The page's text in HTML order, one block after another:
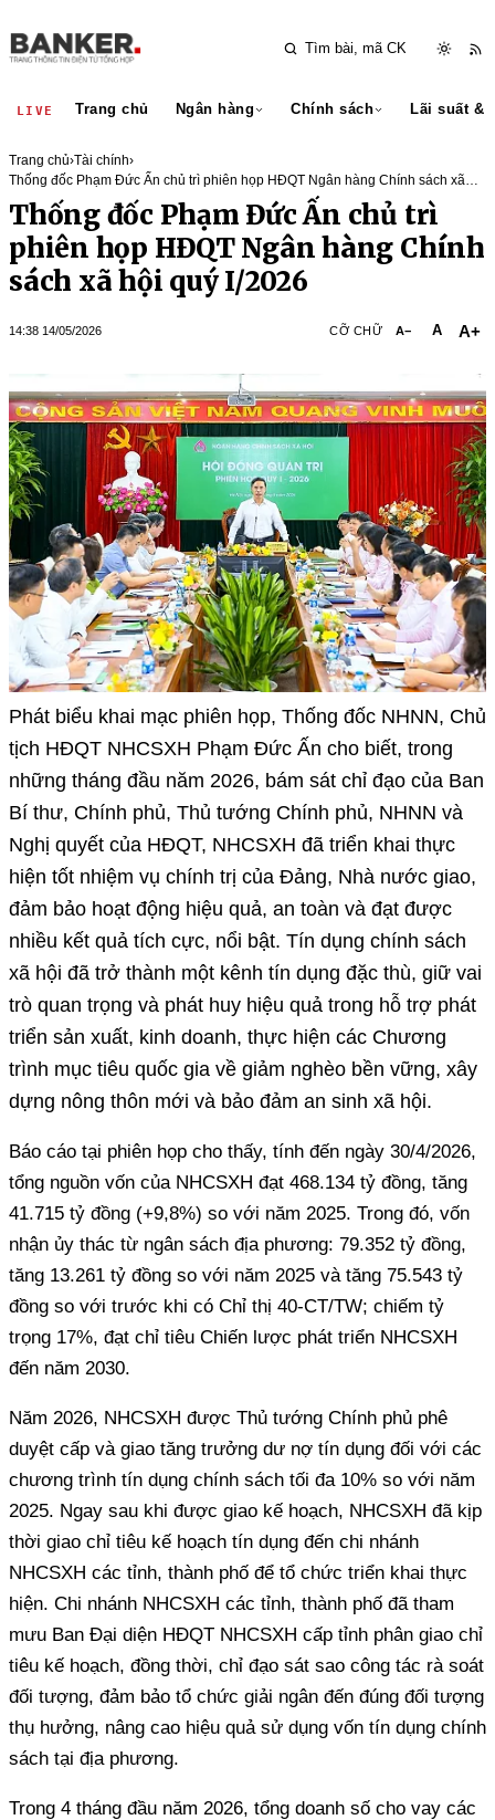
LIVE Trang chủ Ngân hàng Chính sách Lãi suất &
Trang chủ›Tài chính›
Thống đốc Phạm Đức Ấn chủ trì phiên họp HĐQT Ngân hàng Chính sách xã
hội quý I/2026
Thống đốc Phạm Đức Ấn chủ trì
phiên họp HĐQT Ngân hàng Chính
sách xã hội quý I/2026
14:38 14/05/2026 CỠ CHỮ A− A A+
Phát biểu khai mạc phiên họp, Thống đốc NHNN, Chủ
tịch HĐQT NHCSXH Phạm Đức Ấn cho biết, trong
những tháng đầu năm 2026, bám sát chỉ đạo của Ban
Bí thư, Chính phủ, Thủ tướng Chính phủ, NHNN và
Nghị quyết của HĐQT, NHCSXH đã triển khai thực
hiện tốt nhiệm vụ chính trị của Đảng, Nhà nước giao,
đảm bảo hoạt động hiệu quả, an toàn và đạt được
nhiều kết quả tích cực, nổi bật. Tín dụng chính sách
xã hội đã trở thành một kênh tín dụng đặc thù, giữ vai
trò quan trọng và phát huy hiệu quả trong hỗ trợ phát
triển sản xuất, kinh doanh, thực hiện các Chương
trình mục tiêu quốc gia về giảm nghèo bền vững, xây
dựng nông thôn mới và bảo đảm an sinh xã hội.
Báo cáo tại phiên họp cho thấy, tính đến ngày 30/4/2026,
tổng nguồn vốn của NHCSXH đạt 468.134 tỷ đồng, tăng
41.715 tỷ đồng (+9,8%) so với năm 2025. Trong đó, vốn
nhận ủy thác từ ngân sách địa phương: 79.352 tỷ đồng,
tăng 13.261 tỷ đồng so với năm 2025 và tăng 75.543 tỷ
đồng so với trước khi có Chỉ thị 40-CT/TW; chiếm tỷ
trọng 17%, đạt chỉ tiêu Chiến lược phát triển NHCSXH
đến năm 2030.
Năm 2026, NHCSXH được Thủ tướng Chính phủ phê
duyệt cấp và giao tăng trưởng dư nợ tín dụng đối với các
chương trình tín dụng chính sách tối đa 10% so với năm
2025. Ngay sau khi được giao kế hoạch, NHCSXH đã kịp
thời giao chỉ tiêu kế hoạch tín dụng đến chi nhánh
NHCSXH các tỉnh, thành phố để tổ chức triển khai thực
hiện. Chi nhánh NHCSXH các tỉnh, thành phố đã tham
mưu Ban Đại diện HĐQT NHCSXH cấp tỉnh phân giao chỉ
tiêu kế hoạch, đồng thời, chỉ đạo sát sao công tác rà soát
đối tượng, đảm bảo tổ chức giải ngân đến đúng đối tượng
thụ hưởng, nâng cao hiệu quả sử dụng vốn tín dụng chính
sách tại địa phương.
Trong 4 tháng đầu năm 2026, tổng doanh số cho vay các